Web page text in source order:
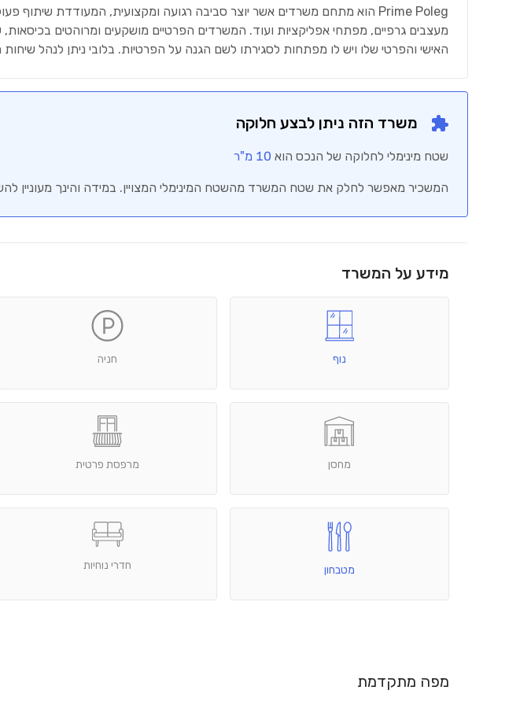
Prime Poleg הוא מתחם משרדים אשר יוצר סביבה רגועה ומקצועית, המעודדת שיתוף פעולה בין יושבי המתחם ולקוחותיהם. המתחם מתאים לעורכי דין, סוכני ביטוח, חברות הייטק,
מעצבים גרפיים, מפתחי אפליקציות ועוד. המשרדים הפרטיים מושקעים ומרוהטים
האישי והפרטי שלו ויש לו מפתחות לסגירתו לשם הגנה על הפרטיות. בלובי ניתן לנהל
משרד הזה ניתן לבצע חלוקה
שטח מינימלי לחלוקה של הנכס הוא 10 מ"ר
המשכיר מאפשר לחלק את שטח המשרד מהשטח המינימלי המצויין. במידה והינך
מידע על המשרד
נוף חניה
מחסן מרפסת פרטית
מטבחון חדרי נוחיות
מפה מתקדמת